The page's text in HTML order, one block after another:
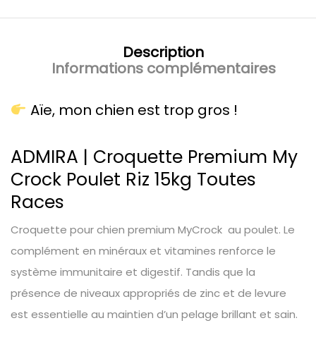
Description
Informations complémentaires
Aïe, mon chien est trop gros !
ADMIRA | Croquette Premium My
Crock Poulet Riz 15kg Toutes
Races
Croquette pour chien premium MyCrock au poulet. Le
complément en minéraux et vitamines renforce le
système immunitaire et digestif. Tandis que la
présence de niveaux appropriés de zinc et de levure
est essentielle au maintien d’un pelage brillant et sain.